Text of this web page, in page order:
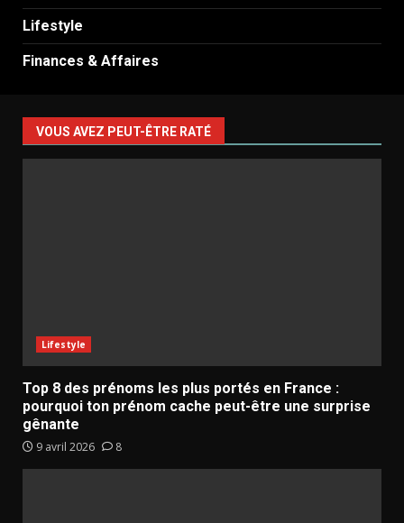
Lifestyle
Finances & Affaires
VOUS AVEZ PEUT-ÊTRE RATÉ
Lifestyle
Top 8 des prénoms les plus portés en France :
pourquoi ton prénom cache peut-être une surprise
gênante
9 avril 2026 8